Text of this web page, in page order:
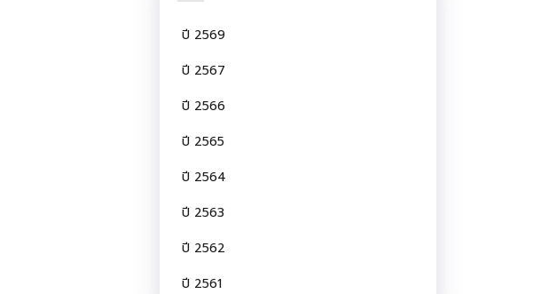
ปี 2569
ปี 2567
ปี 2566
ปี 2565
ปี 2564
ปี 2563
ปี 2562
ปี 2561